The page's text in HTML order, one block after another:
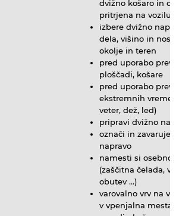
dvižno košaro in
pritrjena na vozilu
izbere dvižno
dela, višino in
okolje in teren
pred uporabo
ploščadi, košare
pred uporabo
ekstremnih
veter, dež, led)
pripravi dvižno
označi in zavaruje
napravo
namesti si osebno
(zaščitna čelada,
obutev ...)
varovalno vrv na
v vpenjalna mesta,